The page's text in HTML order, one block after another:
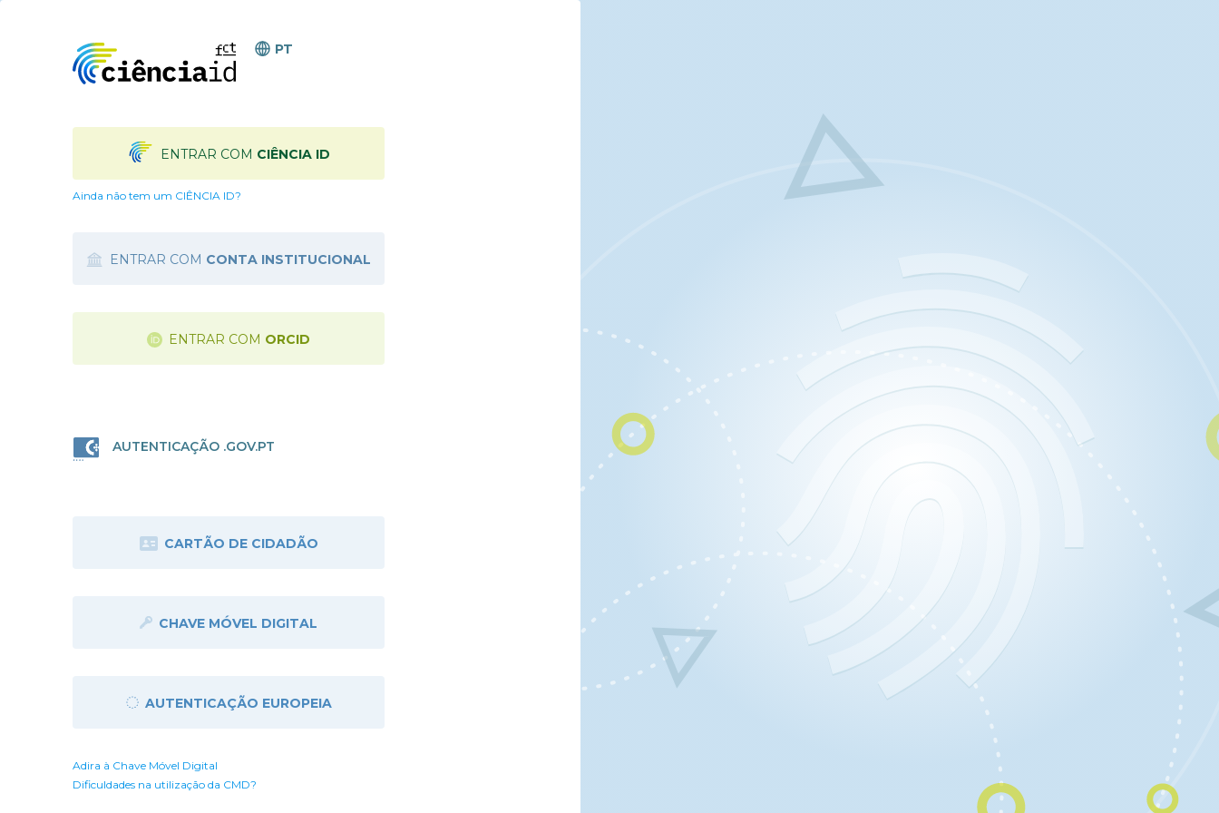
PT
ENTRAR COM CIÊNCIA ID
Ainda não tem um CIÊNCIA ID?
ENTRAR COM CONTA INSTITUCIONAL
ENTRAR COM ORCID
AUTENTICAÇÃO .GOV.PT
CARTÃO DE CIDADÃO
CHAVE MÓVEL DIGITAL
AUTENTICAÇÃO EUROPEIA
Adira à Chave Móvel Digital
Dificuldades na utilização da CMD?